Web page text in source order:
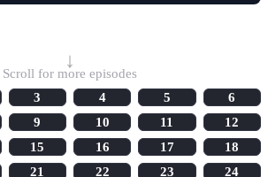
↓
Scroll for more episodes
3 4 5
6
9 10 11
12
15 16 17
18
21 22 23
24